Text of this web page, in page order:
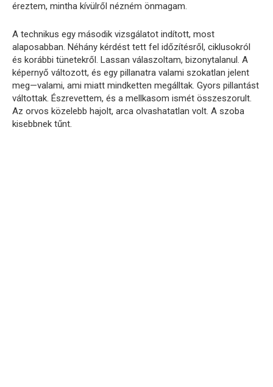
éreztem, mintha kívülről nézném önmagam.
A technikus egy második vizsgálatot indított, most
alaposabban. Néhány kérdést tett fel időzítésről, ciklusokról
és korábbi tünetekről. Lassan válaszoltam, bizonytalanul. A
képernyő változott, és egy pillanatra valami szokatlan jelent
meg—valami, ami miatt mindketten megálltak. Gyors pillantást
váltottak. Észrevettem, és a mellkasom ismét összeszorult.
Az orvos közelebb hajolt, arca olvashatatlan volt. A szoba
kisebbnek tűnt.